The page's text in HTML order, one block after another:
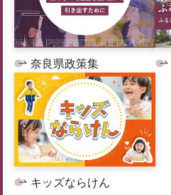
奈良県政策集
キッズならけん